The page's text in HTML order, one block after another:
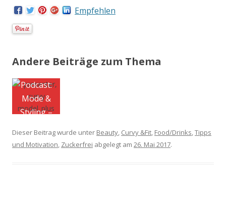
Empfehlen
Andere Beiträge zum Thema
Plus-Size
Sportkleidun
g von Tchibo
Dieser Beitrag wurde unter Beauty, Curvy &Fit, Food/Drinks,Tipps
und Motivation, Zuckerfrei abgelegt am 26. Mai 2017.